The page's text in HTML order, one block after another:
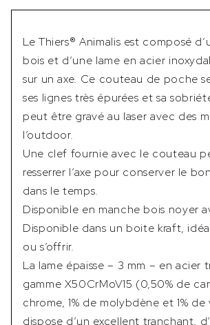
Le Thiers® Animalis est composé
bois et d’une lame en acier
sur un axe. Ce couteau de poche
ses lignes très épurées et sa
peut être gravé au laser avec des
l’outdoor.
Une clef fournie avec le couteau
resserrer l’axe pour conserver le
dans le temps.
Disponible en manche bois noyer
Disponible dans un boite kraft,
ou s’offrir.
La lame épaisse – 3 mm – en acier
gamme X50CrMoV15 (0,50% de
chrome, 1% de molybdène et 1% de
dispose d’un excellent tranchant,